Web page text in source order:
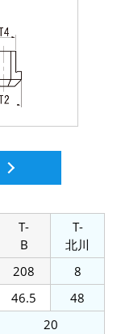
T-
B
T-
北川
208
8
46.5
48
20